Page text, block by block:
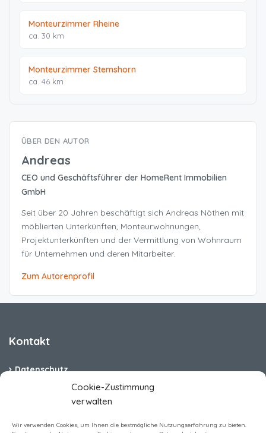
Cookie-Zustimmung
verwalten
Wir verwenden Cookies, um Ihnen die bestmögliche Nutzungserfahrung zu bieten.
Monteurzimmer Rheine
ca. 30 km
Monteurzimmer Stemshorn
ca. 46 km
ÜBER DEN AUTOR
Andreas
CEO und Geschäftsführer der HomeRent Immobilien
GmbH
Seit über 20 Jahren beschäftigt sich Andreas Nöthen mit
möblierten Unterkünften, Monteurwohnungen,
Projektunterkünften und der Vermittlung von Wohnraum
für Unternehmen und deren Mitarbeiter.
Zum Autorenprofil
Kontakt
Datenschutz
Cookie-Richtlinie (EU)
Barrierefreiheit